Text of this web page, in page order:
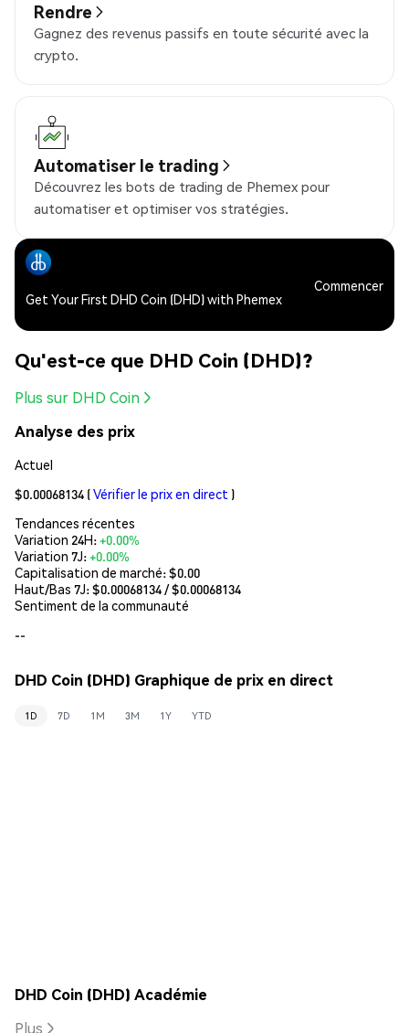
Rendre
Gagnez des revenus passifs en toute sécurité avec la
crypto.
Automatiser le trading
Découvrez les bots de trading de Phemex pour
automatiser et optimiser vos stratégies.
Get Your First DHD Coin (DHD) with Phemex
Commencer
Qu'est-ce que DHD Coin (DHD)?
Plus sur DHD Coin
Analyse des prix
Actuel
$0.00068134 (Vérifier le prix en direct )
Tendances récentes
Variation 24H:+0.00%
Variation 7J:+0.00%
Capitalisation de marché:$0.00
Haut/Bas 7J: $0.00068134/ $0.00068134
Sentiment de la communauté
--
DHD Coin (DHD) Graphique de prix en direct
1D 7D 1M 3M 1Y YTD
DHD Coin (DHD) Académie
Plus